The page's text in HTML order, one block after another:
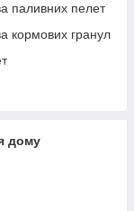
котлів
паливних пелет
кормових гранул
дому